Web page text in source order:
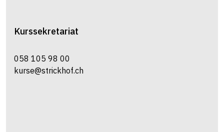
Kurssekretariat
058 105 98 00
kurse@strickhof.ch